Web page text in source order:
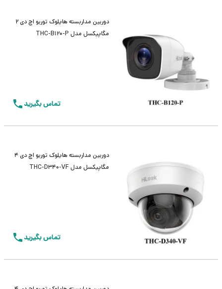
دوربین مداربسته هایلوک توربو اچ دی 2
مگاپیکسل مدل THC-B120-P
تماس بگیرید
دوربین مداربسته هایلوک توربو اچ دی 4
مگاپیکسل مدل THC-D340-VF
تماس بگیرید